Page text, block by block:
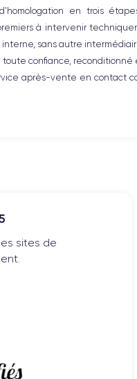
en trois
à intervenir
sans autre
confiance, reconditionné
après-vente en contact
sites de